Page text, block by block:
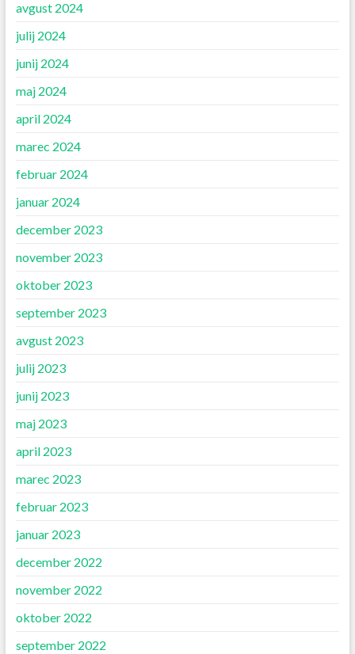
avgust 2024
julij 2024
junij 2024
maj 2024
april 2024
marec 2024
februar 2024
januar 2024
december 2023
november 2023
oktober 2023
september 2023
avgust 2023
julij 2023
junij 2023
maj 2023
april 2023
marec 2023
februar 2023
januar 2023
december 2022
november 2022
oktober 2022
september 2022